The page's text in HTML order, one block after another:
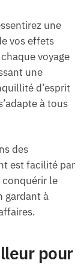
une
vos effets
voyage
une
d’esprit
à tous
des
est facilité par
conquérir le
gardant à
pour